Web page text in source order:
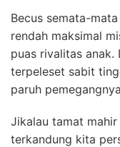
Becus semata-
rendah maksimal
puas rivalitas anak.
terpeleset sabit
paruh
Jikalau tamat
terkandung kita